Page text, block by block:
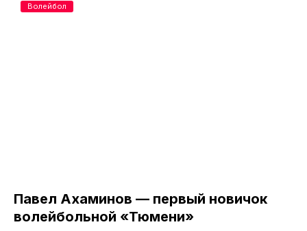
Павел Ахаминов — первый новичок
волейбольной «Тюмени»
Волейбол